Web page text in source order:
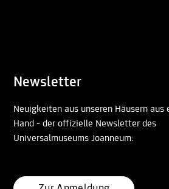
Newsletter
Neuigkeiten aus unseren Häusern aus
Hand - der offizielle Newsletter des
Universalmuseums Joanneum: